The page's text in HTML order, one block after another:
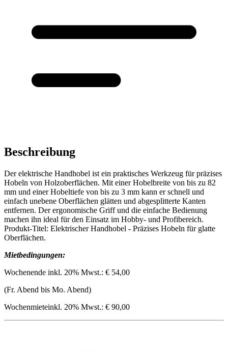
Beschreibung
Der elektrische Handhobel ist ein praktisches Werkzeug für präzises
Hobeln von Holzoberflächen. Mit einer Hobelbreite von bis zu 82
mm und einer Hobeltiefe von bis zu 3 mm kann er schnell und
einfach unebene Oberflächen glätten und abgesplitterte Kanten
entfernen. Der ergonomische Griff und die einfache Bedienung
machen ihn ideal für den Einsatz im Hobby- und Profibereich.
Produkt-Titel: Elektrischer Handhobel - Präzises Hobeln für glatte
Oberflächen.
Mietbedingungen:
Wochenende inkl. 20% Mwst.: € 54,00
(Fr. Abend bis Mo. Abend)
Wochenmieteinkl. 20% Mwst.: € 90,00